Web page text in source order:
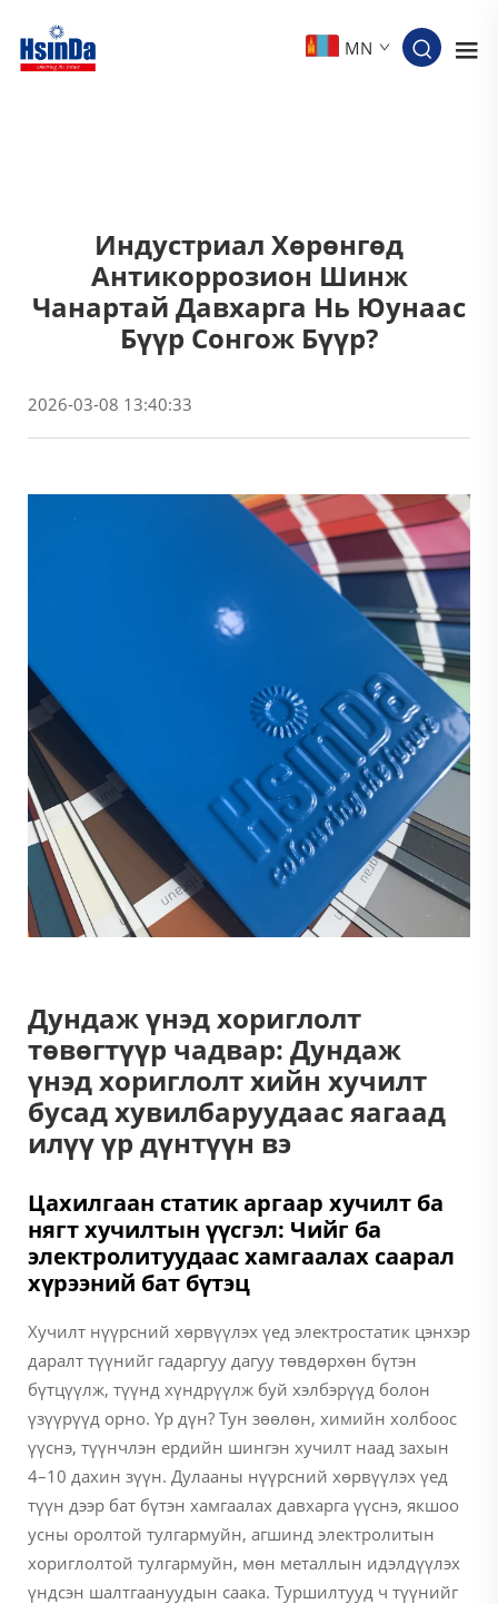
MN
Индустриал Хөрөнгөд
Антикоррозион Шинж
Чанартай Давхарга Нь Юунаас
Бүүр Сонгож Бүүр?
2026-03-08 13:40:33
Дундаж үнэд хориглолт
төвөгтүүр чадвар: Дундаж
үнэд хориглолт хийн хучилт
бусад хувилбаруудаас яагаад
илүү үр дүнтүүн вэ
Цахилгаан статик аргаар хучилт ба
нягт хучилтын үүсгэл: Чийг ба
электролитуудаас хамгаалах саарал
хүрээний бат бүтэц
Хучилт нүүрсний хөрвүүлэх үед электростатик цэнхэр
даралт түүнийг гадаргуу дагуу төвдөрхөн бүтэн
бүтцүүлж, түүнд хүндрүүлж буй хэлбэрүүд болон
үзүүрүүд орно. Үр дүн? Тун зөөлөн, химийн холбоос
үүснэ, түүнчлэн ердийн шингэн хучилт наад захын
4–10 дахин зүүн. Дулааны нүүрсний хөрвүүлэх үед
түүн дээр бат бүтэн хамгаалах давхарга үүснэ, якшоо
усны оролтой тулгармуйн, агшинд электролитын
хориглолтой тулгармуйн, мөн металлын идэлдүүлэх
үндсэн шалтгаануудын саака. Туршилтууд ч түүнийг